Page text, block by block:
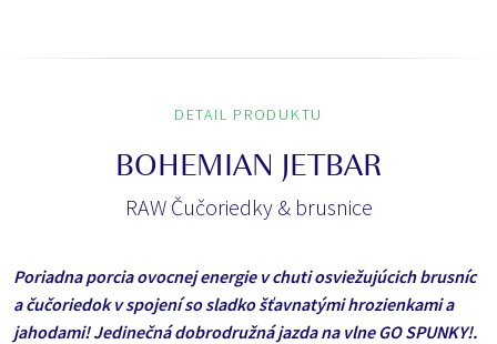
DETAIL PRODUKTU
BOHEMIAN JETBAR
RAW Čučoriedky & brusnice
Poriadna porcia ovocnej energie v chuti osviežujúcich brusníc
a čučoriedok v spojení so sladko šťavnatými hrozienkami a
jahodami! Jedinečná dobrodružná jazda na vlne GO SPUNKY!.